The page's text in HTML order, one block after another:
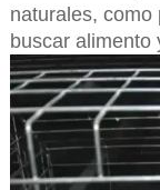
naturales, como
buscar alimento